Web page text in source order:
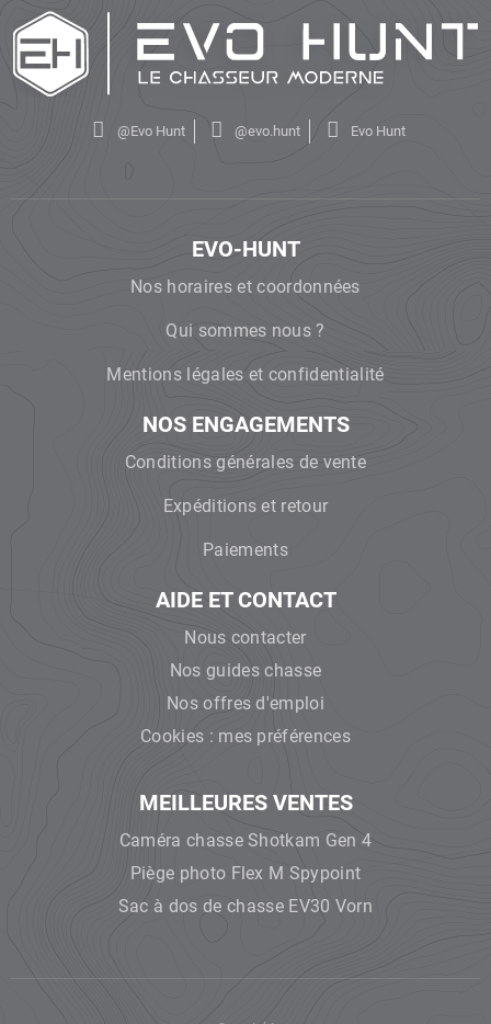
@Evo Hunt @evo.hunt Evo Hunt
EVO-HUNT
Nos horaires et coordonnées
Qui sommes nous ?
Mentions légales et confidentialité
NOS ENGAGEMENTS
Conditions générales de vente
Expéditions et retour
Paiements
AIDE ET CONTACT
Nous contacter
Nos guides chasse
Nos offres d'emploi
Cookies : mes préférences
MEILLEURES VENTES
Caméra chasse Shotkam Gen 4
Piège photo Flex M Spypoint
Sac à dos de chasse EV30 Vorn